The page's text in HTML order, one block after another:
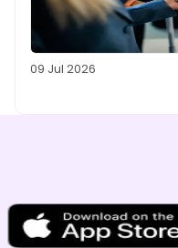
09 Jul 2026